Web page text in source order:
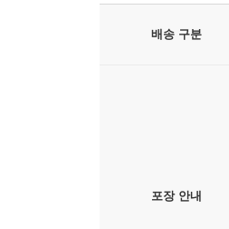
배송 구분
포장 안내